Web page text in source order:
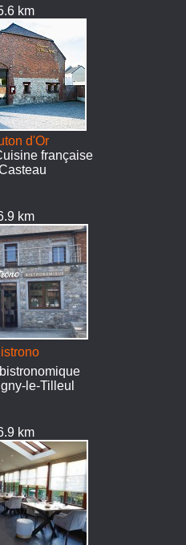
km
d'Or
française
km
le-Tilleul
km